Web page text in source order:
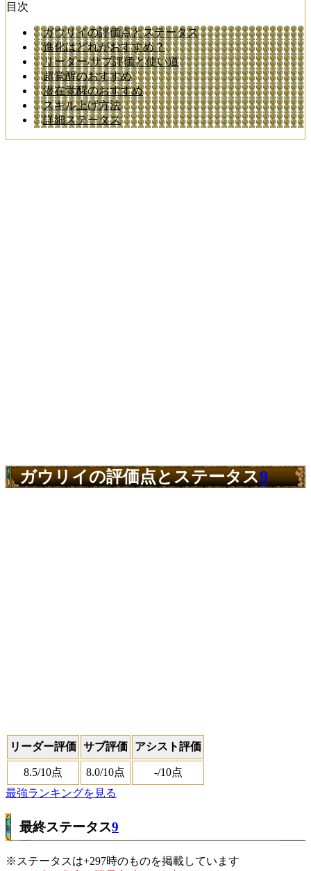
目次
ガウリイの評価点とステータス
進化はどれがおすすめ？
リーダー/サブ評価と使い道
超覚醒のおすすめ
潜在覚醒のおすすめ
スキル上げ方法
詳細ステータス
ガウリイの評価点とステータス9
リーダー評価 サブ評価 アシスト評価
8.5/10点 8.0/10点 -/10点
最強ランキングを見る
最終ステータス9
※ステータスは+297時のものを掲載しています